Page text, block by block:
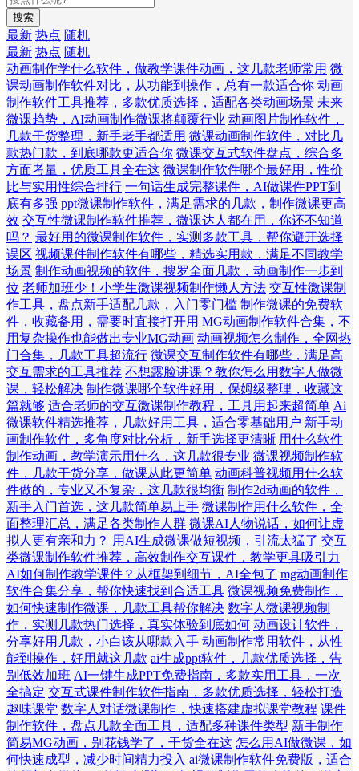
搜索
最新 热点 随机
最新 热点 随机
动画制作学什么软件，做教学课件动画，这几款老师常用 微
课动画制作软件对比，从功能到操作，总有一款适合你 动画
制作软件工具推荐，多款优质选择，适配各类动画场景 未来
微课趋势，AI动画制作微课将颠覆行业 动画图片制作软件，
几款干货整理，新手老手都适用 微课动画制作软件，对比几
款热门款，到底哪款更适合你 微课交互式软件盘点，综合多
方面考量，优质工具全在这 微课制作软件哪个最好用，性价
比与实用性综合排行 一句话生成完整课件，AI做课件PPT到
底有多强 ppt微课制作软件，满足需求的几款，制作微课更高
效 交互性微课制作软件推荐，微课达人都在用，你还不知道
吗？ 最好用的微课制作软件，实测多款工具，帮你避开选择
误区 视频课件制作软件有哪些，精选实用款，满足不同教学
场景 制作动画视频的软件，搜罗全面几款，动画制作一步到
位 老师加班少！小学生微课视频制作懒人方法 交互性微课制
作工具，盘点新手适配几款，入门零门槛 制作微课的免费软
件，收藏备用，需要时直接打开用 MG动画制作软件合集，不
用复杂操作也能做出专业MG动画 动画视频怎么制作，全网热
门合集，几款工具超流行 微课交互制作软件有哪些，满足高
交互需求的工具推荐 不想露脸讲课？教你怎么用数字人做微
课，轻松解决 制作微课哪个软件好用，保姆级整理，收藏这
篇就够 适合老师的交互微课制作教程，工具用起来超简单 Ai
微课软件精选推荐，几款好用工具，适合零基础用户 新手动
画制作软件，多角度对比分析，新手选择更清晰 用什么软件
制作动画，教学演示用什么，这几款很专业 微课视频制作软
件，几款干货分享，做课从此更简单 动画科普视频用什么软
件做的，专业又不复杂，这几款很均衡 制作2d动画的软件，
新手入门首选，这几款简单易上手 微课制作用什么软件，全
面整理汇总，满足各类制作人群 微课AI人物说话，如何让虚
拟人更有亲和力？ 用AI生成微课做短视频，引流太猛了 交互
类微课制作软件推荐，高效制作交互课件，教学更具吸引力
AI如何制作教学课件？从框架到细节，AI全包了 mg动画制作
软件合集分享，帮你快速找到合适工具 微课视频免费制作，
如何快速制作微课，几款工具帮你解决 数字人微课视频制
作，实测几款热门选择，真实体验到底如何 动画设计软件，
分享好用几款，小白该从哪款入手 动画制作常用软件，从性
能到操作，好用就这几款 ai生成ppt软件，几款优质选择，告
别低效加班 AI一键生成PPT免费指南，多款实用工具，一次
全搞定 交互式课件制作软件指南，多款优质选择，轻松打造
趣味课堂 数字人对话微课制作，快速搭建虚拟课堂教程 课件
制作软件，盘点几款全面工具，适配多种课件类型 新手制作
简易MG动画，别花钱学了，干货全在这 怎么用AI做微课，如
何快速成型，减少时间精力投入 ai微课制作软件免费版，适合